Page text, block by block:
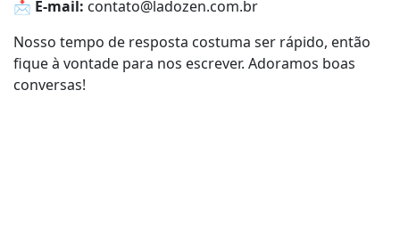
📩 E-mail: contato@ladozen.com.br
Nosso tempo de resposta costuma ser rápido, então
fique à vontade para nos escrever. Adoramos boas
conversas!